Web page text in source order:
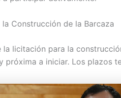
Construcción de la Barcaza
licitación para la
próxima a iniciar. Los plazos